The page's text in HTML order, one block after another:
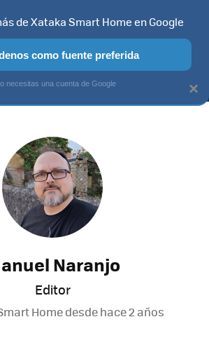
NUEVO
SMART TV
Naranjo
Editor
Home desdehace 2 años
×
de Xataka Smart Home en Google
como fuente preferida
necesitas una cuenta de Google